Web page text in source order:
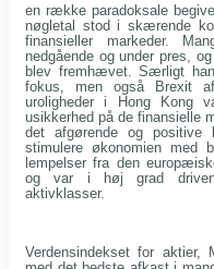
en række paradoksale
nøgletal stod i skærende
finansieller markeder.
nedgående og under pres,
blev fremhævet. Særligt
fokus, men også Brexit
uroligheder i Hong Kong
usikkerhed på de finansielle
det afgørende og positive
stimulere økonomien med
lempelser fra den
og var i høj grad
aktivklasser.
Verdensindekset for aktier,